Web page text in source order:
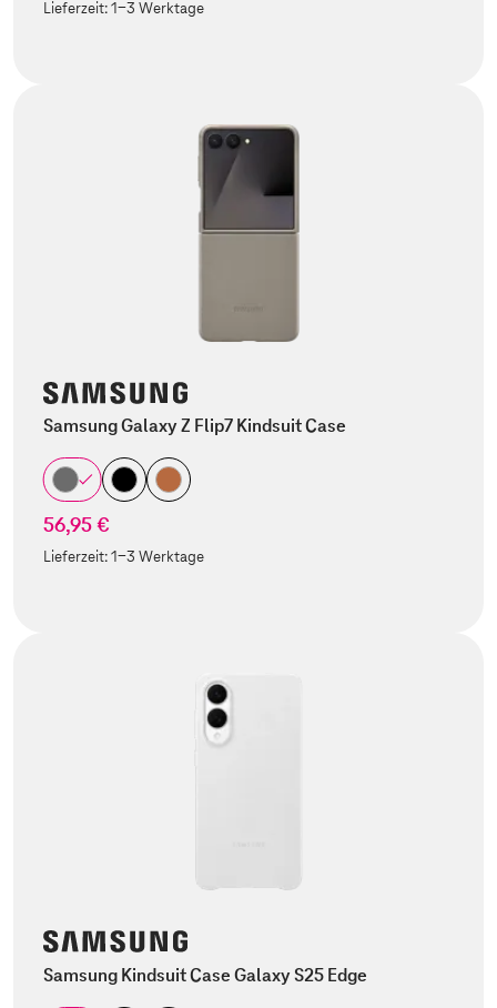
Lieferzeit:1-3 Werktage
Samsung Galaxy Z Flip7 Kindsuit Case
56,95 €
Lieferzeit:1-3 Werktage
Samsung Kindsuit Case Galaxy S25 Edge